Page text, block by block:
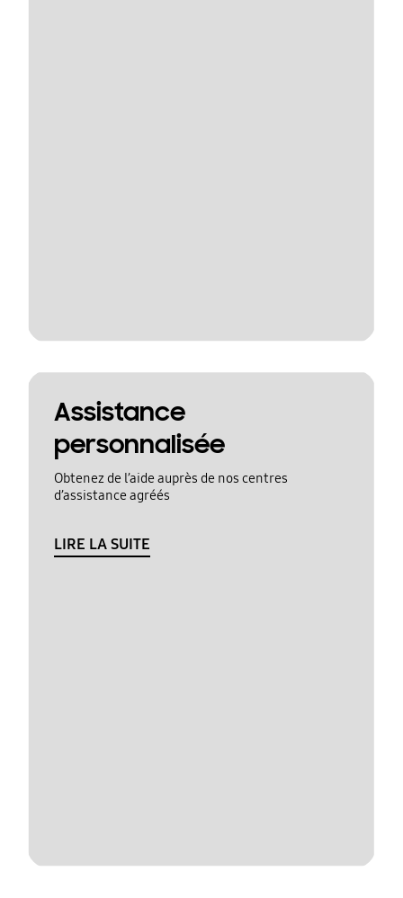
Assistance
personnalisée
Obtenez de l’aide auprès de nos centres
d’assistance agréés
LIRE LA SUITE